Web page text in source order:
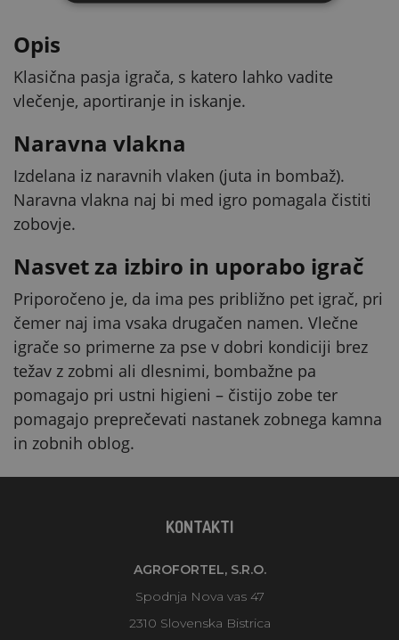
Opis
Klasična pasja igrača, s katero lahko vadite
vlečenje, aportiranje in iskanje.
Naravna vlakna
Izdelana iz naravnih vlaken (juta in bombaž).
Naravna vlakna naj bi med igro pomagala čistiti
zobovje.
Nasvet za izbiro in uporabo igrač
Priporočeno je, da ima pes približno pet igrač, pri
čemer naj ima vsaka drugačen namen. Vlečne
igrače so primerne za pse v dobri kondiciji brez
težav z zobmi ali dlesnimi, bombažne pa
pomagajo pri ustni higieni – čistijo zobe ter
pomagajo preprečevati nastanek zobnega kamna
in zobnih oblog.
KONTAKTI
AGROFORTEL, S.R.O.
Spodnja Nova vas 47
2310 Slovenska Bistrica